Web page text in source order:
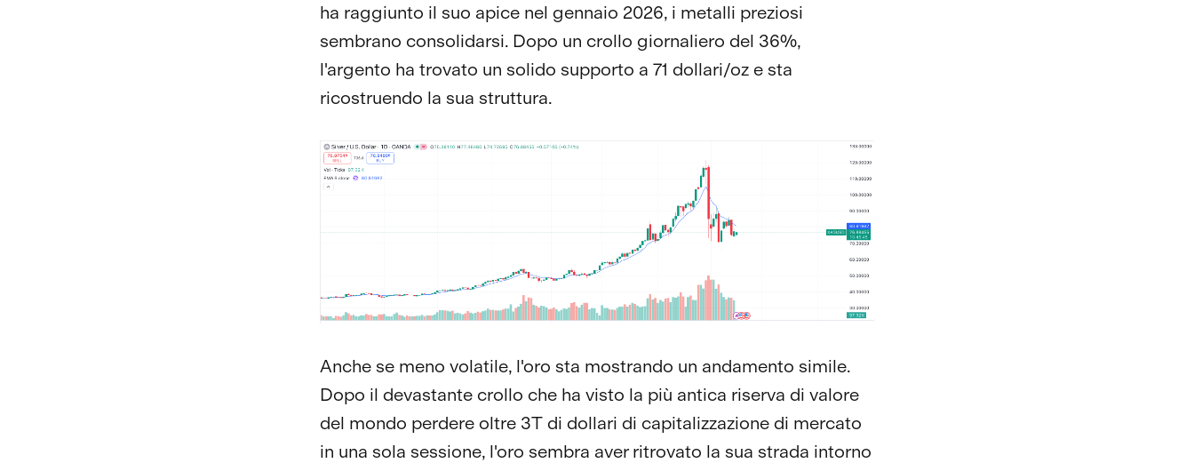
ha raggiunto il suo apice nel gennaio 2026, i metalli preziosi
sembrano consolidarsi. Dopo un crollo giornaliero del 36%,
l'argento ha trovato un solido supporto a 71 dollari/oz e sta
ricostruendo la sua struttura.
Anche se meno volatile, l'oro sta mostrando un andamento simile.
Dopo il devastante crollo che ha visto la più antica riserva di valore
del mondo perdere oltre 3T di dollari di capitalizzazione di mercato
in una sola sessione, l'oro sembra aver ritrovato la sua strada intorno